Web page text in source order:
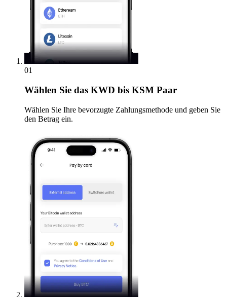
01
Wählen Sie das KWD bis KSM Paar
Wählen Sie Ihre bevorzugte Zahlungsmethode und geben Sie
den Betrag ein.